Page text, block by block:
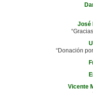
José
“Donación
Vicente